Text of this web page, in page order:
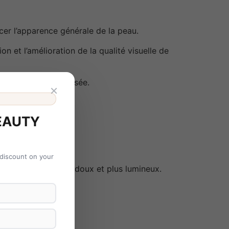
l’apparence générale de la peau.
et l’amélioration de la qualité visuelle de
fraîche et revitalisée.
un aspect plus doux et plus lumineux.
×
on your